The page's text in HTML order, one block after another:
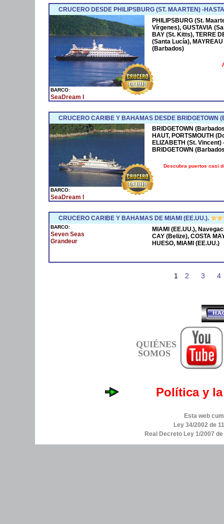
CRUCERO DESDE PHILIPSBURG (ST. MAARTEN) -
BARCO:
SeaDream I
PHILIPSBURG (St.
Vírgenes), GUSTAVIA
BAY (St. Kitts), TERRE
(Santa Lucía),
(Barbados)
CRUCERO CARIBE Y BAHAMAS DESDE BRIDGETOWN
BARCO:
SeaDream I
BRIDGETOWN
HAUT, PORTSMOUTH
ELIZABETH (St.
BRIDGETOWN
Descubra puertos casi
CRUCERO CARIBE Y BAHAMAS DE MIAMI (EE.UU.).
BARCO:
Seven Seas
Grandeur
MIAMI (EE.UU.),
CAY (Belize), COSTA
HUESO, MIAMI (EE.UU.)
1 2 3 4
QUIÉNES
SOMOS
Política y
Esta web
Ley 34/2002 de
Real Decreto Ley 1/2007